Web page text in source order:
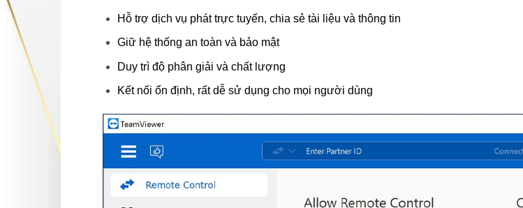
Hỗ trợ dịch vụ phát trực tuyến, chia sẻ tài liệu và thông tin
Giữ hệ thống an toàn và bảo mật
Duy trì độ phân giải và chất lượng
Kết nối ổn định, rất dễ sử dụng cho mọi người dùng